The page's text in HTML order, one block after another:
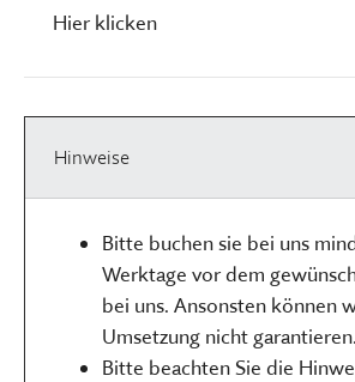
Hier klicken
Hinweise
Bitte buchen sie bei uns
Werktage vor dem
bei uns. Ansonsten können
Umsetzung nicht garantieren.
Bitte beachten Sie die